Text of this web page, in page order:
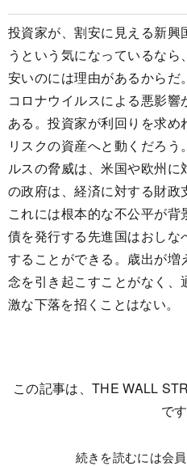
投資家が、割安に見える新
うという気になっているな
安いのには理由があるから
コロナウイルスによる悪影
ある。投資家が利回りを求
リスクの資産へと動くだろ
ルスの脅威は、米国や欧州
の政府は、経済に対する財政
これには根本的な不公平が
債を発行する先進国はおし
することができる。歳出が
念を引き起こすことがなく
激な下落を招くことはない。
この記事は、THE WALL
です
続きを読むには会